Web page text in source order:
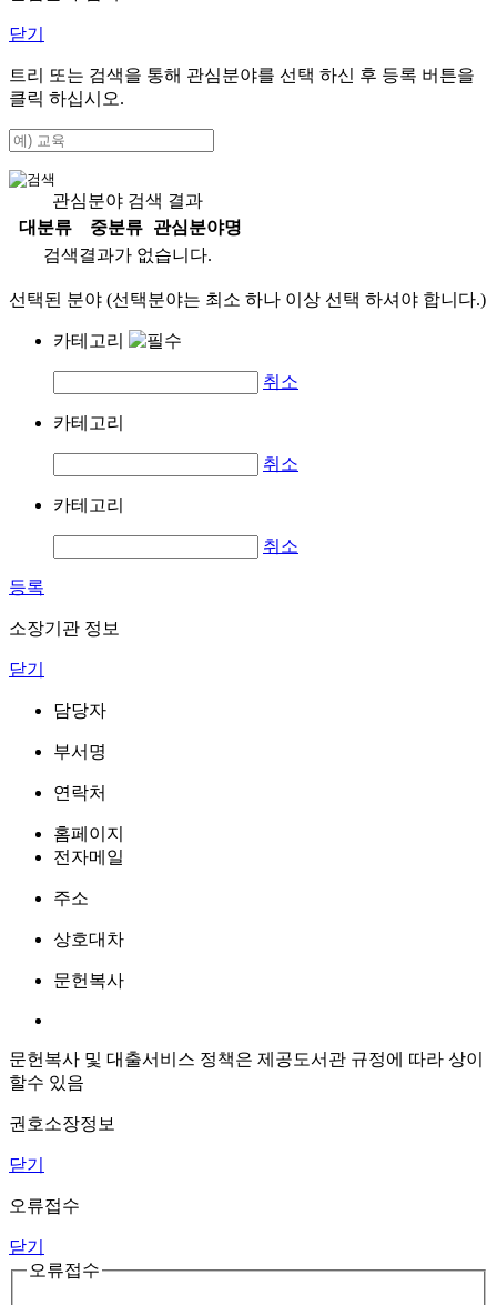
닫기
트리 또는 검색을 통해 관심분야를 선택 하신 후 등록 버튼을
클릭 하십시오.
관심분야 검색 결과
대분류
중분류
관심분야명
검색결과가 없습니다.
선택된 분야 (선택분야는 최소 하나 이상 선택 하셔야 합니다.)
카테고리
취소
카테고리
취소
카테고리
취소
등록
소장기관 정보
닫기
담당자
부서명
연락처
홈페이지
전자메일
주소
상호대차
문헌복사
문헌복사 및 대출서비스 정책은 제공도서관 규정에 따라 상이
할수 있음
권호소장정보
닫기
오류접수
닫기
오류접수